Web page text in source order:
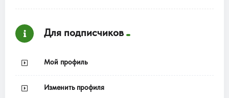
Для подписчиков
Мой профиль
Изменить профиля